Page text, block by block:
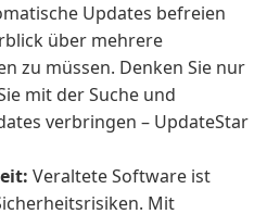
Updates befreien
über mehrere
zu müssen. Denken Sie nur
mit der Suche und
verbringen – UpdateStar
Veraltete Software ist
Mit